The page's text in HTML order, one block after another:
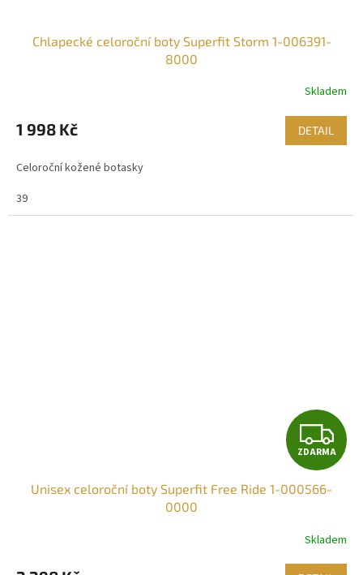
Chlapecké celoroční boty Superfit Storm 1-006391-
8000
Skladem
1 998 Kč DETAIL
Celoroční kožené botasky
39
Z
D
R
ZDARMA
Unisex celoroční boty Superfit Free Ride 1-000566-
0000
Skladem